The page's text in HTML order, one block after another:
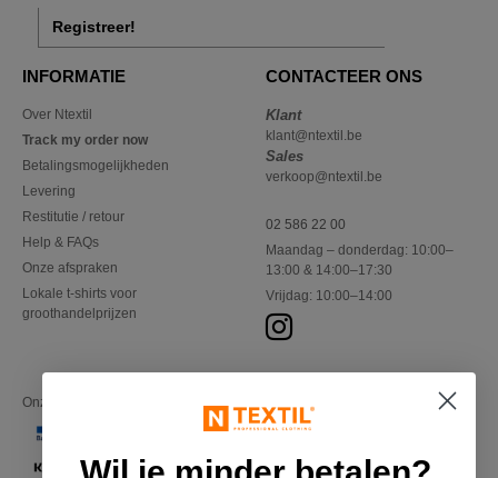
Registreer!
INFORMATIE
Over Ntextil
Track my order now
Betalingsmogelijkheden
Levering
Restitutie / retour
Help & FAQs
Onze afspraken
Lokale t-shirts voor
groothandelprijzen
CONTACTEER ONS
Klant
klant@ntextil.be
Sales
verkoop@ntextil.be
02 586 22 00
Maandag – donderdag: 10:00–
13:00 & 14:00–17:30
Vrijdag: 10:00–14:00
Onze financiële partners